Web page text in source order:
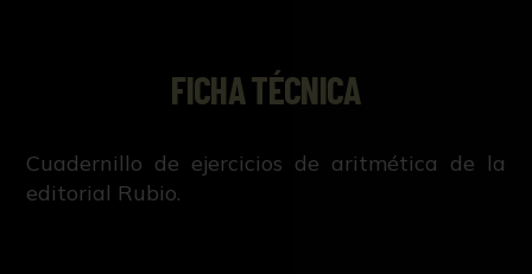
FICHA TÉCNICA
Cuadernillo de ejercicios de aritmética de la
editorial Rubio.